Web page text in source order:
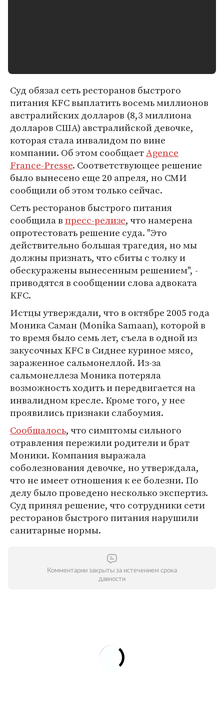
Суд обязал сеть ресторанов быстрого
питания KFC выплатить восемь миллионов
австралийских долларов (8,3 миллиона
долларов США) австралийской девочке,
которая стала инвалидом по вине
компании. Об этом сообщаетAgence
France-Presse. Соответствующее решение
было вынесено еще 20 апреля, но СМИ
сообщили об этом только сейчас.
Сеть ресторанов быстрого питания
сообщила впресс-релизе, что намерена
опротестовать решение суда. "Это
действительно большая трагедия, но мы
должны признать, что сбиты с толку и
обескуражены вынесенным решением", -
приводятся в сообщении слова адвоката
KFC.
Истцы утверждали, что в октябре 2005 года
Моника Саман (Monika Samaan), которой в
то время было семь лет, съела в одной из
закусочных KFC в Сиднее куриное мясо,
зараженное сальмонеллой. Из-за
сальмонеллеза Моника потеряла
возможность ходить и передвигается на
инвалидном кресле. Кроме того, у нее
проявились признаки слабоумия.
Сообщалось, что симптомы сильного
отравления пережили родители и брат
Моники. Компания выражала
соболезнования девочке, но утверждала,
что не имеет отношения к ее болезни. По
делу было проведено несколько экспертиз.
Суд принял решение, что сотрудники сети
ресторанов быстрого питания нарушили
санитарные нормы.
Комментарии закрыты за истечением срока
давности